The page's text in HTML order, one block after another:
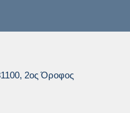
2ος Όροφος